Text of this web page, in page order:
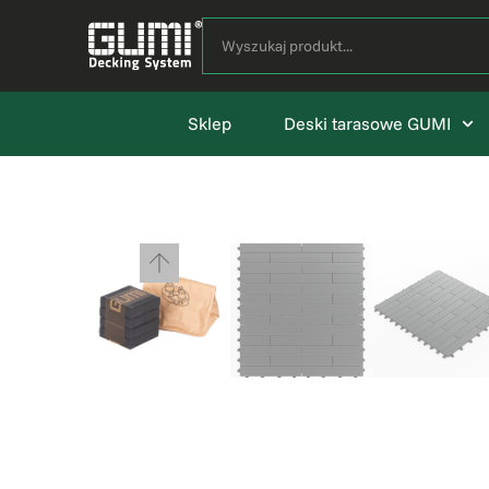
Sklep Deski tarasowe GUMI